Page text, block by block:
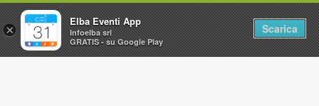
Home
×
Elba Eventi App
Infoelba srl
GRATIS - su Google Play
Scarica